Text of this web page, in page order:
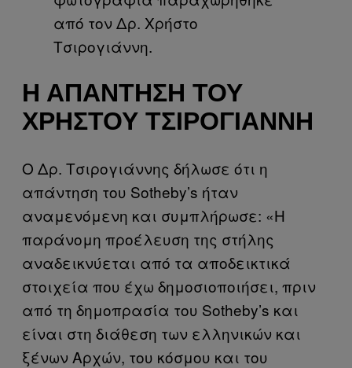
από τον Δρ. Χρήστο
Τσιρογιάννη.
Η ΑΠΆΝΤΗΣΗ ΤΟΥ
ΧΡΉΣΤΟΥ ΤΣΙΡΟΓΙΆΝΝΗ
Ο Δρ. Τσιρογιάννης δήλωσε ότι η
απάντηση του Sotheby’s ήταν
αναμενόμενη και συμπλήρωσε: «Η
παράνομη προέλευση της στήλης
αναδεικνύεται από τα αποδεικτικά
στοιχεία που έχω δημοσιοποιήσει, πριν
από τη δημοπρασία του Sotheby’s και
είναι στη διάθεση των ελληνικών και
ξένων Αρχών, του κόσμου και του